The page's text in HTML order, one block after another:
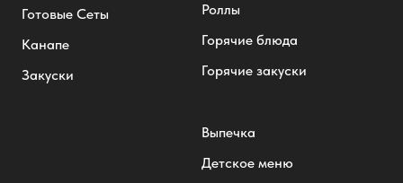
Готовые Сеты
Канапе
Закуски
Роллы
Горячие блюда
Горячие закуски
Выпечка
Детское меню